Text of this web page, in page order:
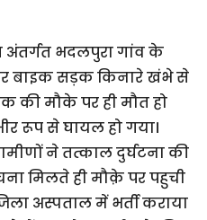
अंतर्गत भदलपुरा गांव के
बाइक सड़क किनारे खंभे से
की मौके पर ही मौत हो
रूप से घायल हो गया।
ने तत्काल दुर्घटना की
मिलते ही मौक़े पर पहुची
अस्पताल में भर्ती कराया